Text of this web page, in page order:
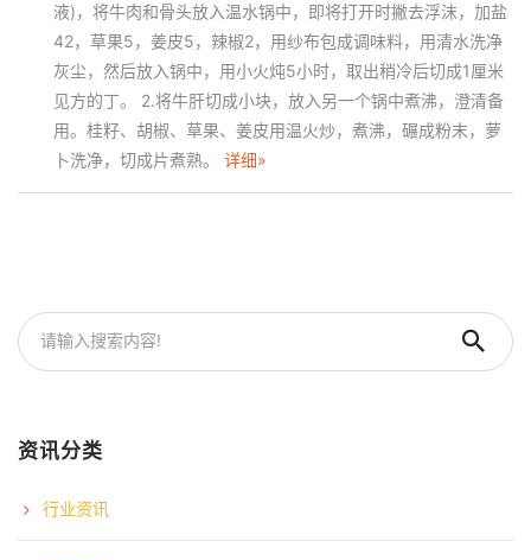
液)，将牛肉和骨头放入温水锅中，即将打开时撇去浮沫，加盐
42，草果5，姜皮5，辣椒2，用纱布包成调味料，用清水洗净
灰尘，然后放入锅中，用小火炖5小时，取出稍冷后切成1厘米
见方的丁。 2.将牛肝切成小块，放入另一个锅中煮沸，澄清备
用。桂籽、胡椒、草果、姜皮用温火炒，煮沸，碾成粉末，萝
卜洗净，切成片煮熟。 详细»
资讯分类
行业资讯